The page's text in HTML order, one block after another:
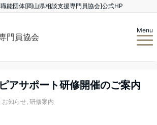
能団体[岡山県相談支援専門員協会]公式HP
Menu
アサポート研修開催のご案内
お知らせ, 研修案内